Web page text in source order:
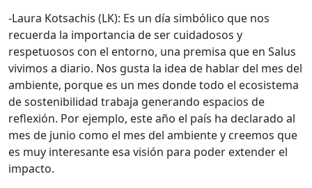
-Laura Kotsachis (LK): Es un día simbólico que nos
recuerda la importancia de ser cuidadosos y
respetuosos con el entorno, una premisa que en Salus
vivimos a diario. Nos gusta la idea de hablar del mes del
ambiente, porque es un mes donde todo el ecosistema
de sostenibilidad trabaja generando espacios de
reflexión. Por ejemplo, este año el país ha declarado al
mes de junio como el mes del ambiente y creemos que
es muy interesante esa visión para poder extender el
impacto.